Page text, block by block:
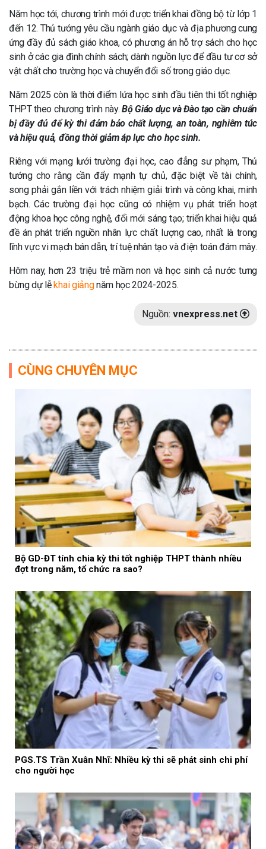
Năm học tới, chương trình mới được triển khai đồng bộ từ lớp 1
đến 12. Thủ tướng yêu cầu ngành giáo dục và địa phương cung
ứng đầy đủ sách giáo khoa, có phương án hỗ trợ sách cho học
sinh ở các gia đình chính sách; dành nguồn lực để đầu tư cơ sở
vật chất cho trường học và chuyển đổi số trong giáo dục.
Năm 2025 còn là thời điểm lứa học sinh đầu tiên thi tốt nghiệp
THPT theo chương trình này.Bộ Giáo dục và Đào tạo cần chuẩn
bị đầy đủ để kỳ thi đảm bảo chất lượng, an toàn, nghiêm túc
và hiệu quả, đồng thời giảm áp lực cho học sinh.
Riêng với mạng lưới trường đại học, cao đẳng sư phạm, Thủ
tướng cho rằng cần đẩy mạnh tự chủ, đặc biệt về tài chính,
song phải gắn liền với trách nhiệm giải trình và công khai, minh
bạch. Các trường đại học cũng có nhiệm vụ phát triển hoạt
động khoa học công nghệ, đổi mới sáng tạo; triển khai hiệu quả
đề án phát triển nguồn nhân lực chất lượng cao, nhất là trong
lĩnh vực vi mạch bán dẫn, trí tuệ nhân tạo và điện toán đám mây.
Hôm nay, hơn 23 triệu trẻ mầm non và học sinh cả nước tưng
bừng dự lễ khai giảngnăm học 2024-2025.
Nguồn: vnexpress.net
CÙNG CHUYÊN MỤC
Bộ GD-ĐT tính chia kỳ thi tốt nghiệp THPT thành nhiều
đợt trong năm, tổ chức ra sao?
PGS.TS Trần Xuân Nhĩ: Nhiều kỳ thi sẽ phát sinh chi phí
cho người học